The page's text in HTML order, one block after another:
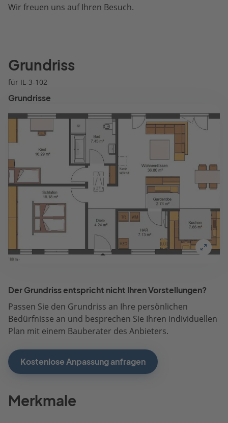
Wir freuen uns auf Ihren Besuch.
Grundriss
für IL-3-102
Grundrisse
Der Grundriss entspricht nicht Ihren Vorstellungen?
Passen Sie den Grundriss an Ihre persönlichen
Bedürfnisse an und besprechen Sie Ihren individuellen
Plan mit einem Bauberater des Anbieters.
Kostenlose Anpassung anfragen
Merkmale